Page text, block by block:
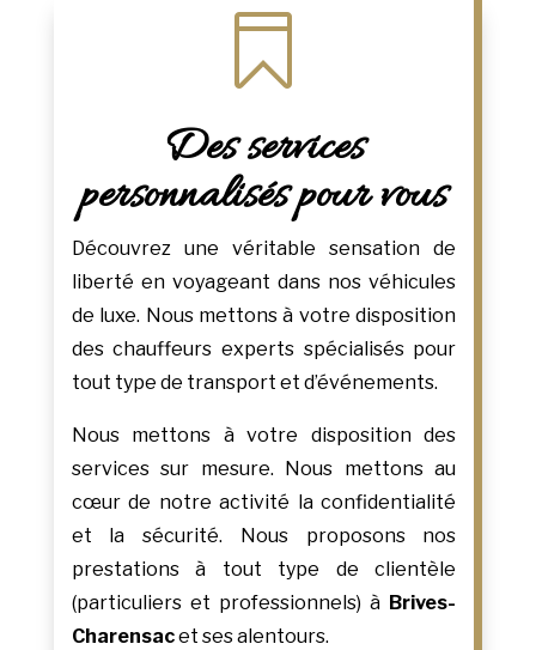

Des services
personnalisés pour vous
Découvrez une véritable sensation de
liberté en voyageant dans nos véhicules
de luxe. Nous mettons à votre disposition
des chauffeurs experts spécialisés pour
tout type de transport et d’événements.
Nous mettons à votre disposition des
services sur mesure. Nous mettons au
cœur de notre activité la confidentialité
et la sécurité. Nous proposons nos
prestations à tout type de clientèle
(particuliers et professionnels) à Brives-
Charensacet ses alentours.